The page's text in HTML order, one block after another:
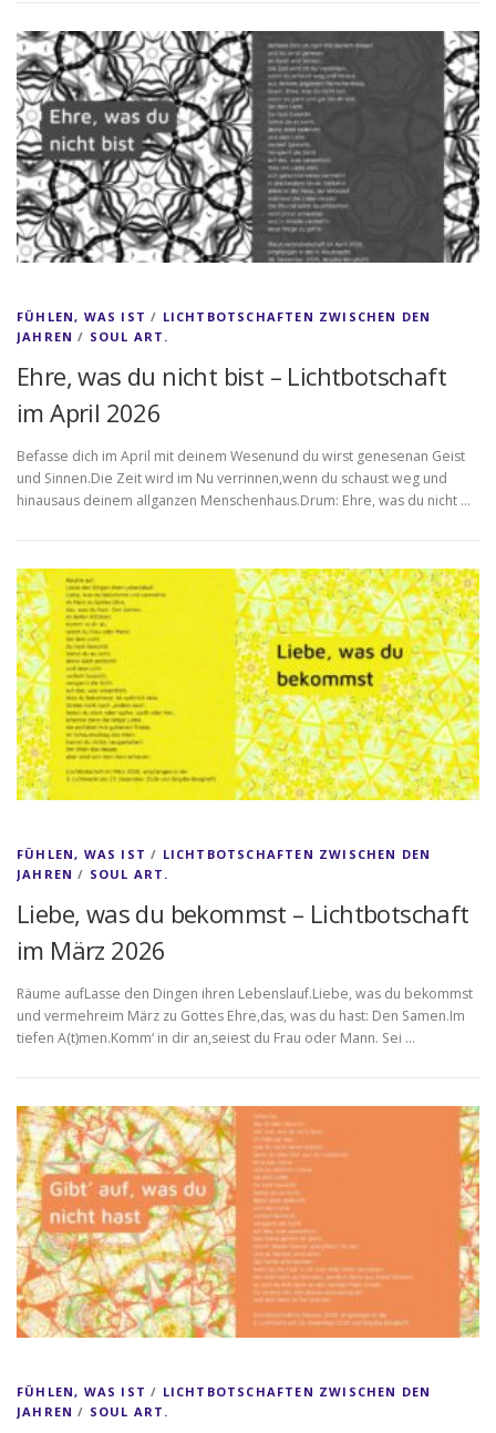
FÜHLEN, WAS IST / LICHTBOTSCHAFTEN ZWISCHEN DEN
JAHREN / SOUL ART.
Ehre, was du nicht bist – Lichtbotschaft
im April 2026
Befasse dich im April mit deinem Wesenund du wirst genesenan Geist
und Sinnen.Die Zeit wird im Nu verrinnen,wenn du schaust weg und
hinausaus deinem allganzen Menschenhaus.Drum: Ehre, was du nicht …
FÜHLEN, WAS IST / LICHTBOTSCHAFTEN ZWISCHEN DEN
JAHREN / SOUL ART.
Liebe, was du bekommst – Lichtbotschaft
im März 2026
Räume aufLasse den Dingen ihren Lebenslauf.Liebe, was du bekommst
und vermehreim März zu Gottes Ehre,das, was du hast: Den Samen.Im
tiefen A(t)men.Komm‘ in dir an,seiest du Frau oder Mann. Sei …
FÜHLEN, WAS IST / LICHTBOTSCHAFTEN ZWISCHEN DEN
JAHREN / SOUL ART.